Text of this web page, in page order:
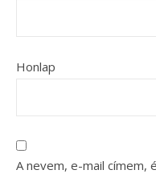
Honlap
A nevem, e-mail címem,